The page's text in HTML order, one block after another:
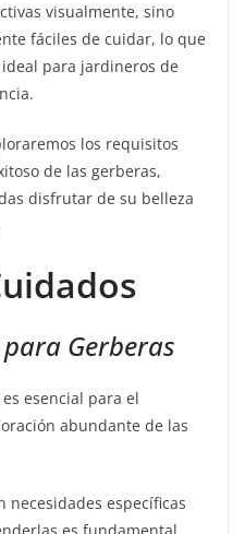
visualmente, sino
fáciles de cuidar, lo que
para jardineros de
los requisitos
de las gerberas,
disfrutar de su belleza
Gerberas
esencial para el
abundante de las
necesidades específicas